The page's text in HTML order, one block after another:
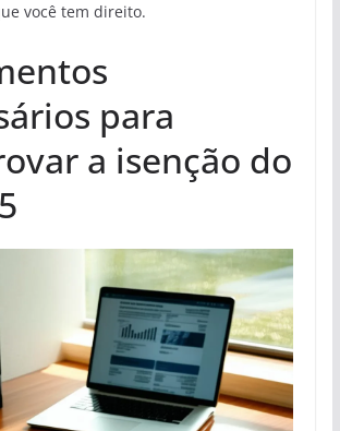
você tem direito.
para
a isenção do